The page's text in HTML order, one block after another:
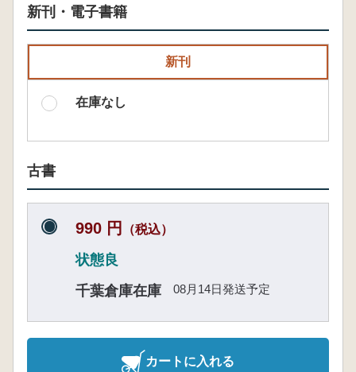
新刊・電子書籍
新刊
在庫なし
古書
990 円 （税込）
状態良
千葉倉庫在庫
08月14日発送予定
カートに入れる